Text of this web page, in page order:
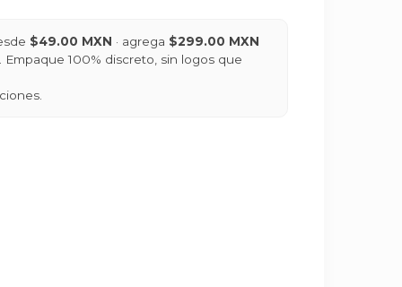
$49.00 MXN · agrega $299.00 MXN
Empaque 100% discreto, sin logos que